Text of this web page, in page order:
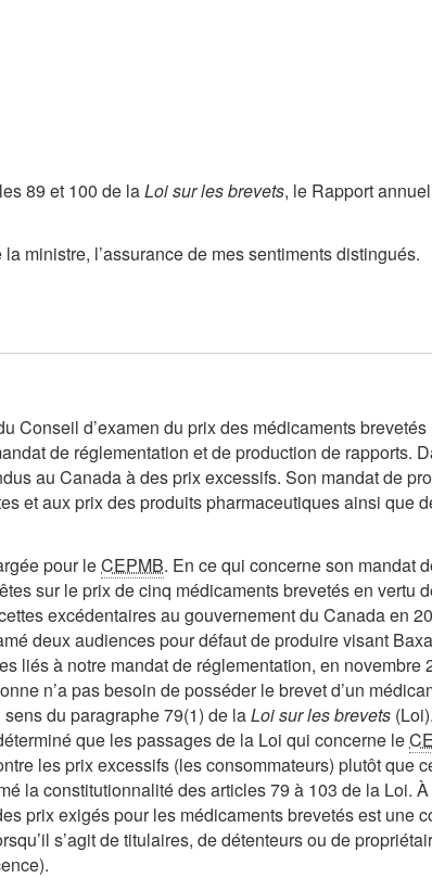
89 et 100 de laLoi sur les brevets, le Rapport
ministre, l’assurance de mes sentiments distingués.
Conseil d’examen du prix des médicaments
de réglementation et de production de rapports.
au Canada à des prix excessifs. Son mandat de
et aux prix des produits pharmaceutiques ainsi que
pour leCEPMB. En ce qui concerne son mandat
sur le prix de cinq médicaments brevetés en vertu
excédentaires au gouvernement du Canada en
deux audiences pour défaut de produire visant
liés à notre mandat de réglementation, en novembre
n’a pas besoin de posséder le brevet d’un
du paragraphe 79(1) de laLoi sur les brevets
que les passages de la Loi qui concerne le
les prix excessifs (les consommateurs) plutôt que
la constitutionnalité des articles 79 à 103 de la Loi.
prix exigés pour les médicaments brevetés est une
s’agit de titulaires, de détenteurs ou de